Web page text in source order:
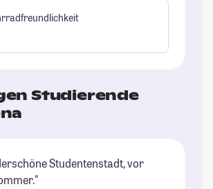
Studierende
Studentenstadt, vor